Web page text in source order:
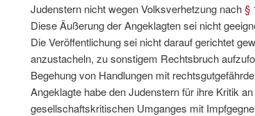
Judenstern nicht wegen Volksverhetzung nach§
Diese Äußerung der Angeklagten sei nicht
Die Veröffentlichung sei nicht darauf gerichtet
anzustacheln, zu sonstigem Rechtsbruch
Begehung von Handlungen mit
Angeklagte habe den Judenstern für ihre Kritik
gesellschaftskritischen Umganges mit